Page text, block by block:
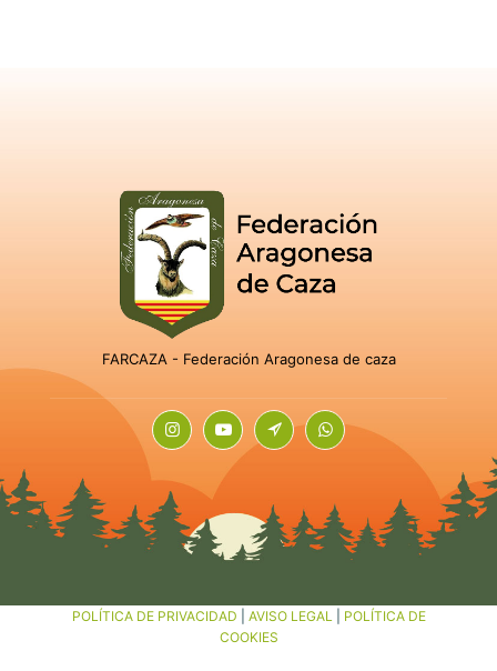
FARCAZA - Federación Aragonesa de caza
POLÍTICA DE PRIVACIDAD AVISO LEGAL
POLÍTICA DE
COOKIES